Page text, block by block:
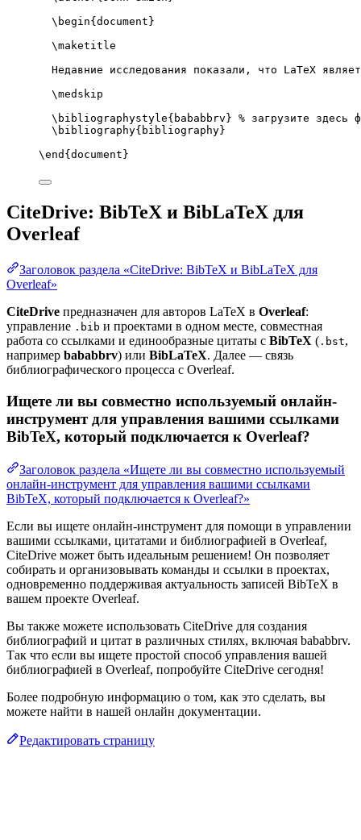
\begin{ document }
\maketitle
Недавние исследования показали, что LaTeX
\medskip
\bibliographystyle{bababbrv} % загрузите здесь
\bibliography{bibliography}
\end { document }
CiteDrive: BibTeX и BibLaTeX для
Overleaf
Заголовок раздела «CiteDrive: BibTeX и BibLaTeX для
Overleaf»
CiteDrive предназначен для авторов LaTeX в Overleaf:
управление .bib и проектами в одном месте, совместная
работа со ссылками и единообразные цитаты с BibTeX ( .bst,
например bababbrv) или BibLaTeX. Далее — связь
библиографического процесса с Overleaf.
Ищете ли вы совместно используемый онлайн-
инструмент для управления вашими ссылками
BibTeX, который подключается к Overleaf?
Заголовок раздела «Ищете ли вы совместно используемый
онлайн-инструмент для управления вашими ссылками
BibTeX, который подключается к Overleaf?»
Если вы ищете онлайн-инструмент для помощи в управлении
вашими ссылками, цитатами и библиографией в Overleaf,
CiteDrive может быть идеальным решением! Он позволяет
собирать и организовывать команды и ссылки в проектах,
одновременно поддерживая актуальность записей BibTeX в
вашем проекте Overleaf.
Вы также можете использовать CiteDrive для создания
библиографий и цитат в различных стилях, включая bababbrv.
Так что если вы ищете простой способ управления вашей
библиографией в Overleaf, попробуйте CiteDrive сегодня!
Более подробную информацию о том, как это сделать, вы
можете найти в нашей онлайн документации.
Редактировать страницу